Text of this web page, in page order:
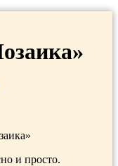
и просто.